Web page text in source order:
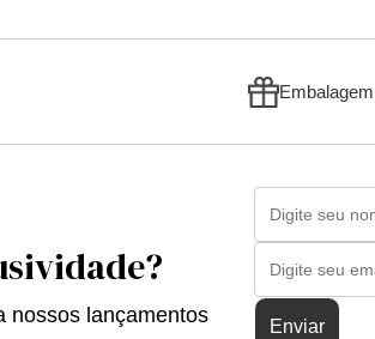
nossos lançamentos
Enviar